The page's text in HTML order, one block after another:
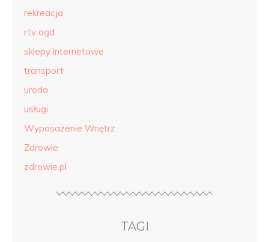
rekreacja
rtv agd
sklepy internetowe
transport
uroda
usługi
Wyposażenie Wnętrz
Zdrowie
zdrowie.pl
TAGI